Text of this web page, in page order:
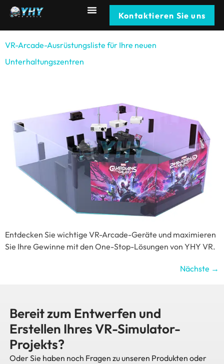
Kontaktieren Sie uns
VR-Arcade-Ausrüstungsliste für Ihre neuen
Unterhaltungszentren
Entdecken Sie wichtige VR-Arcade-Geräte und maximieren
Sie Ihre Gewinne mit den One-Stop-Lösungen von YHY VR.
Nächste →
Bereit zum Entwerfen und
Erstellen Ihres VR-Simulator-
Projekts?
Oder Sie haben noch Fragen zu unseren Produkten oder